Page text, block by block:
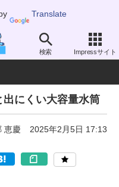
Translate
検索 Impressサイト
雑貨（一般）
にくい大容量水筒
恵慶 2025年2月5日 17:13